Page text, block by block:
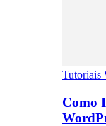
Tutoriais
Como